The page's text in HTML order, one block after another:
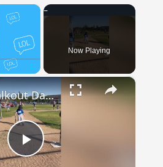
×
Now Playing
×
Play
Boy's Walkout Dance to First Base Goes Viral | Happily TV